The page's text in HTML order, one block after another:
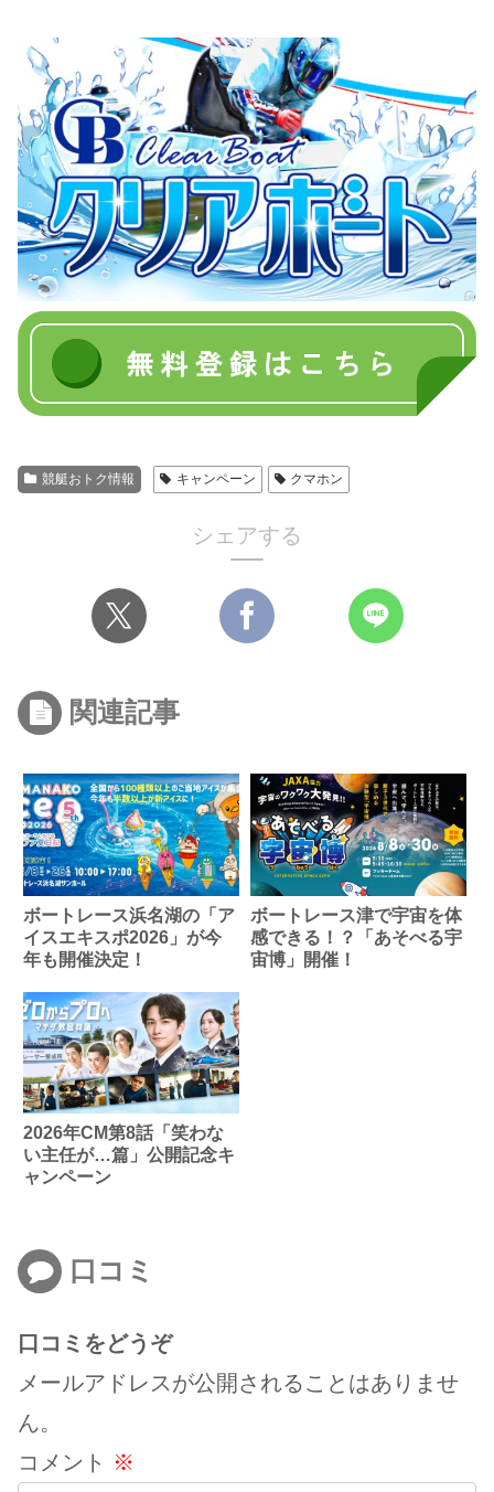
競艇おトク情報 キャンペーン クマホン
シェアする
関連記事
ボートレース浜名湖の「ア
イスエキスポ2026」が今
年も開催決定！
ボートレース津で宇宙を体
感できる！？「あそべる宇
宙博」開催！
2026年CM第8話「笑わな
い主任が…篇」公開記念キ
ャンペーン
口コミ
口コミをどうぞ
メールアドレスが公開されることはありませ
ん。
コメント ※